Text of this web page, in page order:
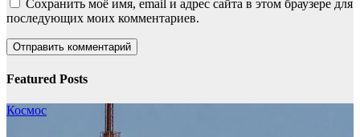
Сохранить моё имя, email и адрес сайта в этом браузере для
последующих моих комментариев.
Featured Posts
Космос